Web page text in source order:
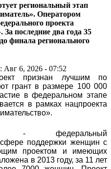
региональный этап
Оператором
проекта
последние два года 35
финала регионального
Авг 6, 2026 - 07:52
признан лучшим по
грант в размере 100 000
в федеральном этапе
в рамках нацпроекта
- федеральный
сфере поддержки женщин с
проектом и имеющих
в 2013 году, за 11 лет